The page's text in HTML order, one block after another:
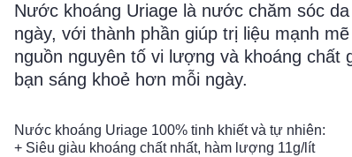
Nước khoáng Uriage là nước chăm sóc da
ngày, với thành phần giúp trị liệu mạnh
nguồn nguyên tố vi lượng và khoáng chất
bạn sáng khoẻ hơn mỗi ngày.
Nước khoáng Uriage 100%​ tinh khiết và tự nhiên:
+ Siêu giàu khoáng chất nhất, hàm lượng 11g/lít